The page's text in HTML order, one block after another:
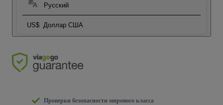
Русский
US$ Доллар США
Проверки безопасности мирового класса